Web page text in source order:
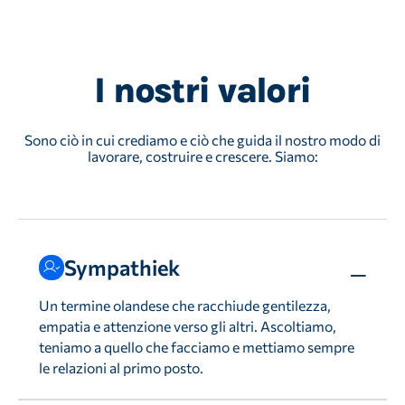
I nostri valori
Sono ciò in cui crediamo e ciò che guida il nostro modo di
lavorare, costruire e crescere. Siamo:
Sympathiek
Un termine olandese che racchiude gentilezza,
empatia e attenzione verso gli altri. Ascoltiamo,
teniamo a quello che facciamo e mettiamo sempre
le relazioni al primo posto.